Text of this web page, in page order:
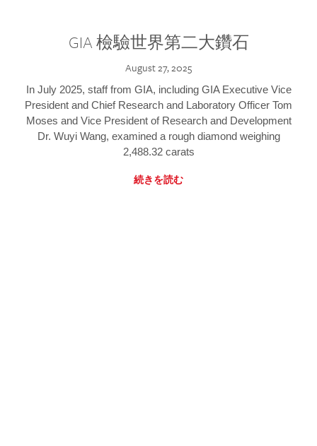
GIA 檢驗世界第二大鑽石
August 27, 2025
In July 2025, staff from GIA, including GIA Executive Vice
President and Chief Research and Laboratory Officer Tom
Moses and Vice President of Research and Development
Dr. Wuyi Wang, examined a rough diamond weighing
2,488.32 carats
続きを読む